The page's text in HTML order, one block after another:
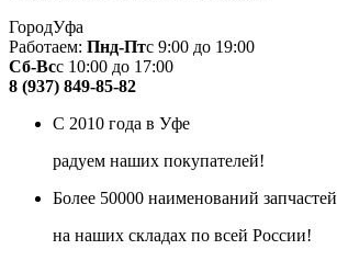
ГородУфа
Работаем: Пнд-Птс 9:00 до 19:00
Сб-Всс 10:00 до 17:00
8 (937) 849-85-82
С 2010 года в Уфе
радуем наших покупателей!
Более 50000 наименований запчастей
на наших складах по всей России!